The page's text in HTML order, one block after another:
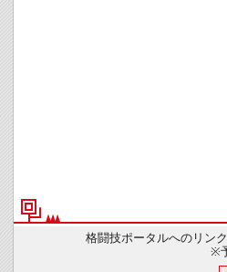
格闘技ポータルへのリン
※